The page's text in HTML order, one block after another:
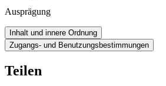
Ausprägung
Inhalt und innere Ordnung
Zugangs- und Benutzungsbestimmungen
Teilen